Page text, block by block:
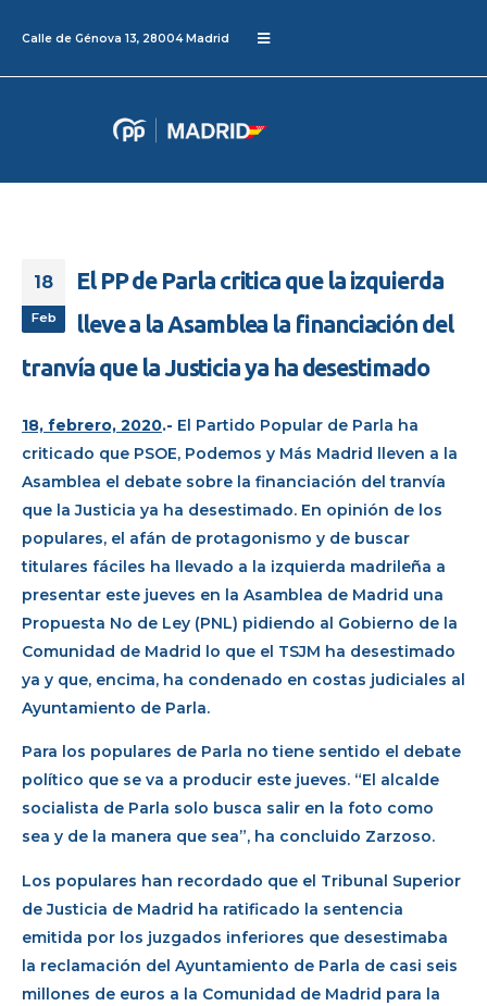
Calle de Génova 13, 28004 Madrid
18
Feb
El PP de Parla critica que la izquierda
lleve a la Asamblea la financiación del
tranvía que la Justicia ya ha desestimado
18, febrero, 2020.- El Partido Popular de Parla ha
criticado que PSOE, Podemos y Más Madrid lleven a la
Asamblea el debate sobre la financiación del tranvía
que la Justicia ya ha desestimado. En opinión de los
populares, el afán de protagonismo y de buscar
titulares fáciles ha llevado a la izquierda madrileña a
presentar este jueves en la Asamblea de Madrid una
Propuesta No de Ley (PNL) pidiendo al Gobierno de la
Comunidad de Madrid lo que el TSJM ha desestimado
ya y que, encima, ha condenado en costas judiciales al
Ayuntamiento de Parla.
Para los populares de Parla no tiene sentido el debate
político que se va a producir este jueves. “El alcalde
socialista de Parla solo busca salir en la foto como
sea y de la manera que sea”, ha concluido Zarzoso.
Los populares han recordado que el Tribunal Superior
de Justicia de Madrid ha ratificado la sentencia
emitida por los juzgados inferiores que desestimaba
la reclamación del Ayuntamiento de Parla de casi seis
millones de euros a la Comunidad de Madrid para la